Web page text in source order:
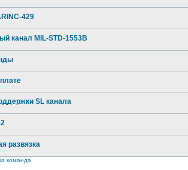
429
канал MIL-STD-1553B
SL канала
развязка
команда